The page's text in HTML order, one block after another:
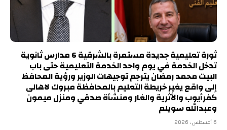
ثورة تعليمية جديدة مستمرة بالشرقية 6 مدارس ثانوية
تدخل الخدمة في يوم واحد الخدمة التعليمية حتى باب
البيت محمد رمضان يترجم توجيهات الوزير ورؤية المحافظ
إلى واقع يغير خريطة التعليم بالمحافظة مبروك لاهالى
كفرأيوب والأثرية والغار ومنشأة صدقي ومنزل ميمون
وعبدالله سويلم
6 أغسطس، 2026